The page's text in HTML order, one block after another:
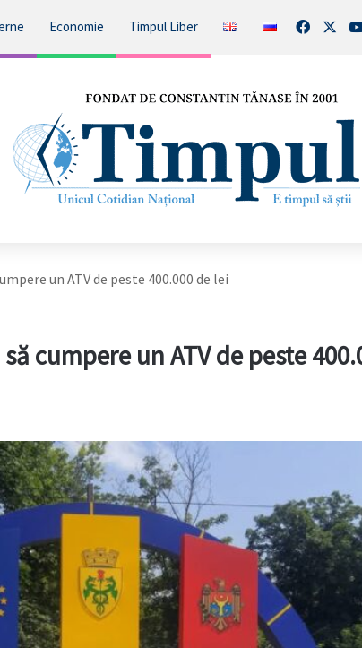
Economie Timpul Liber
un ATV de peste 400.000 de lei
cumpere un ATV de peste